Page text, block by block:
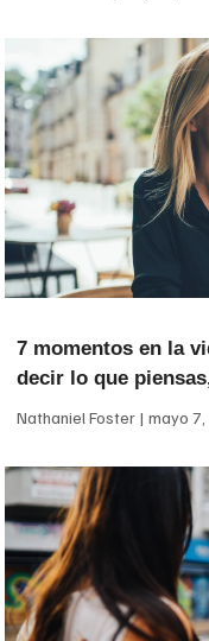
7 momentos en la
decir lo que
Nathaniel Foster mayo